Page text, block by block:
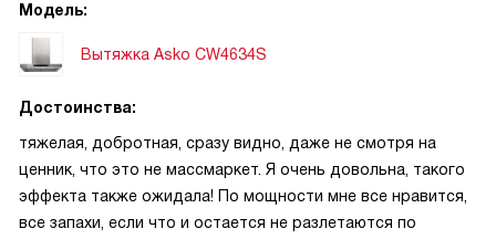
Модель:
Вытяжка Asko CW4634S
Достоинства:
тяжелая, добротная, сразу видно, даже не смотря на
ценник, что это не массмаркет. Я очень довольна, такого
эффекта также ожидала! По мощности мне все нравится,
все запахи, если что и остается не разлетаются по